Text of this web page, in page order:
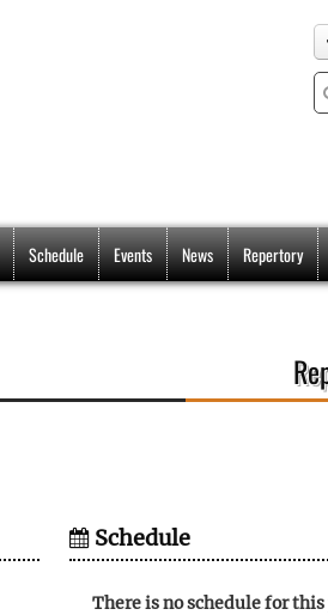
Schedule Events News Repertory
Schedule
There is no schedule for this